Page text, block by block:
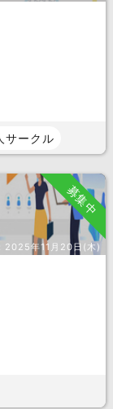
サークル
募集中
2025年11月20日(木)